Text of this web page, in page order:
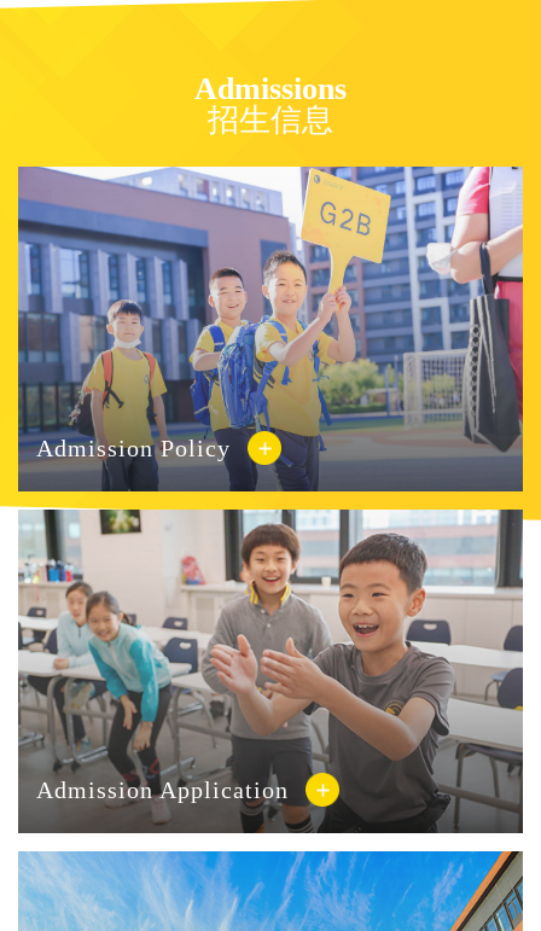
Admissions
招生信息
Admission Policy
Admission Application